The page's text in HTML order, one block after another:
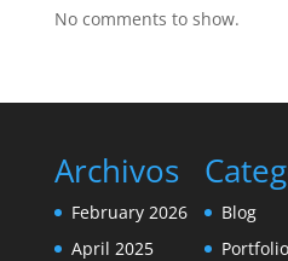
No comments to show.
Archivos
February 2026
April 2025
Blog
Portfolio